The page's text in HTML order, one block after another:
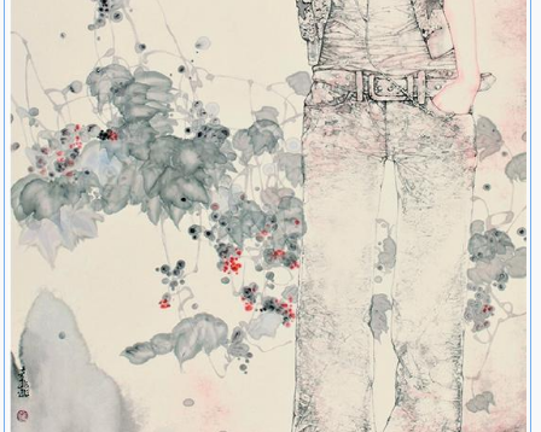
2011年 纪念辛亥革命100周年全国中国画邀请展（上海东方美
术馆 中国美协《美术》杂志社）。
2011年 楚乐遗音——湖北中青年艺术家作品邀请展（岭南美术
馆 美术报社）。
作品曾被中国美协、深圳画院、上海东方美术馆、湖北省美术
馆、美术报、上海明圆文化艺术中心或个人收藏；并在《中国艺
术》、《艺术界》、《江苏画刊》、《艺术＋》、《70后水墨》、
《华中美术》、《美术天地》、《中国画报——海外版》、《美术
报》及其他刊物上发表。武汉电视台专题采访——画时代走近70后画
家郝孝飞。